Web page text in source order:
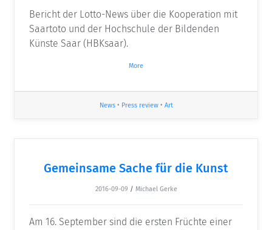
Bericht der Lotto-News über die Kooperation mit
Saartoto und der Hochschule der Bildenden
Künste Saar (HBKsaar).
More
News• Press review• Art
Gemeinsame Sache für die Kunst
2016-09-09 / Michael Gerke
Am 16. September sind die ersten Früchte einer